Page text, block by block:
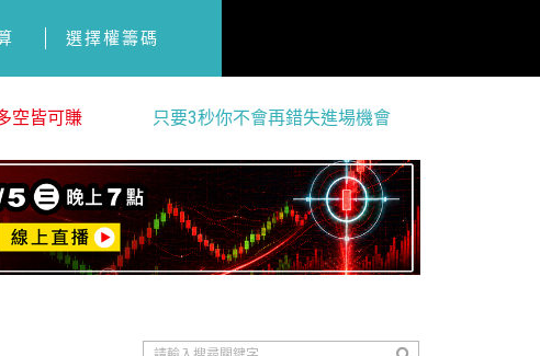
選擇權籌碼
空皆可賺 只要3秒你不會再錯失進場機會